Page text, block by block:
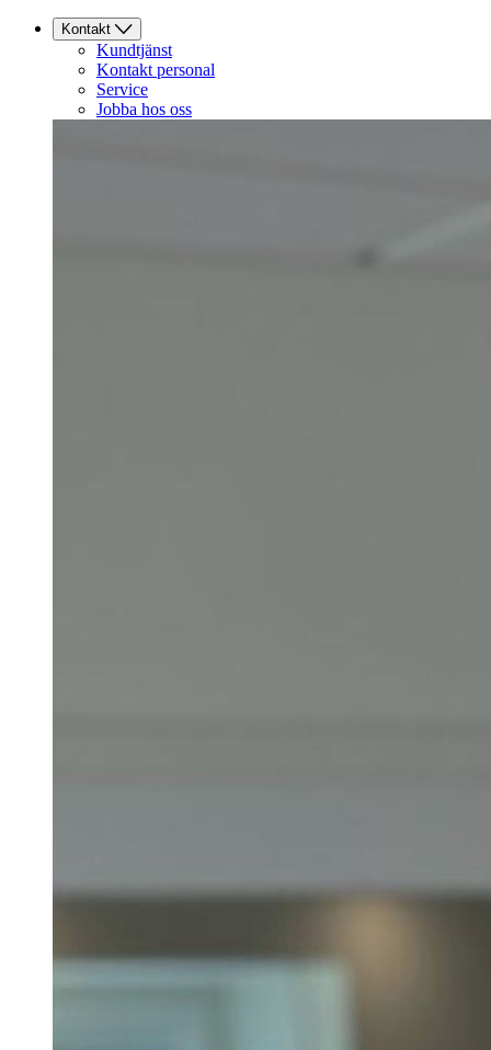
Kontakt
Kundtjänst
Kontakt personal
Service
Jobba hos oss